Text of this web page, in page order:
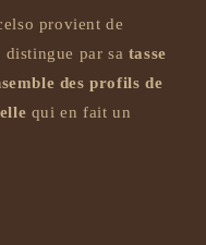
provient de
par sa tasse
des profils de
qui en fait un